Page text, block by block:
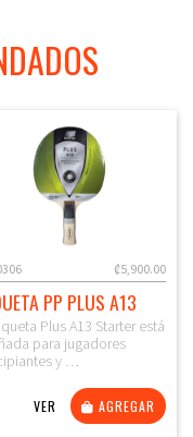
₡5,900.00
PP PLUS A13
Plus A13 Starter está
para jugadores
y …
VER AGREGAR